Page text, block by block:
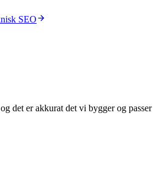
SEO
det er akkurat det vi bygger og passer